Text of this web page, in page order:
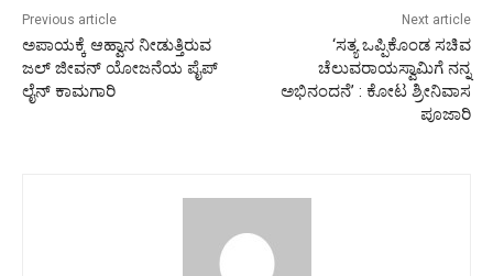
Previous article
ಅಪಾಯಕ್ಕೆ ಆಹ್ವಾನ ನೀಡುತ್ತಿರುವ
ಜಲ್ ಜೀವನ್ ಯೋಜನೆಯ ಪೈಪ್
ಲೈನ್ ಕಾಮಗಾರಿ
Next article
‘ಸತ್ಯ ಒಪ್ಪಿಕೊಂಡ ಸಚಿವ
ಚೆಲುವರಾಯಸ್ವಾಮಿಗೆ ನನ್ನ
ಅಭಿನಂದನೆ’ : ಕೋಟ ಶ್ರೀನಿವಾಸ
ಪೂಜಾರಿ